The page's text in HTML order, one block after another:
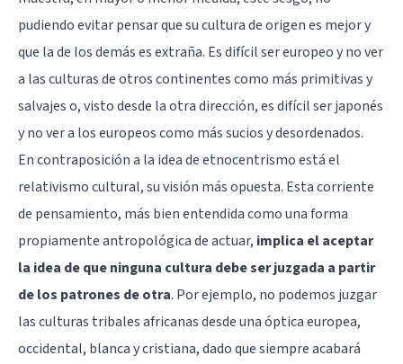
pudiendo evitar pensar que su cultura de origen es mejor y
que la de los demás es extraña. Es difícil ser europeo y no ver
a las culturas de otros continentes como más primitivas y
salvajes o, visto desde la otra dirección, es difícil ser japonés
y no ver a los europeos como más sucios y desordenados.
En contraposición a la idea de etnocentrismo está el
relativismo cultural, su visión más opuesta. Esta corriente
de pensamiento, más bien entendida como una forma
propiamente antropológica de actuar, implica el aceptar
la idea de que ninguna cultura debe ser juzgada a partir
de los patrones de otra. Por ejemplo, no podemos juzgar
las culturas tribales africanas desde una óptica europea,
occidental, blanca y cristiana, dado que siempre acabará